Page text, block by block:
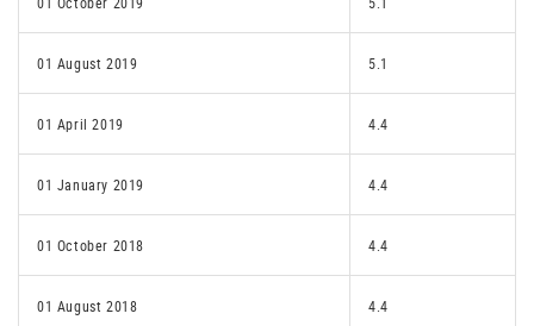
01 August 2019 5.1
01 April 2019 4.4
01 January 2019 4.4
01 October 2018 4.4
01 August 2018 4.4